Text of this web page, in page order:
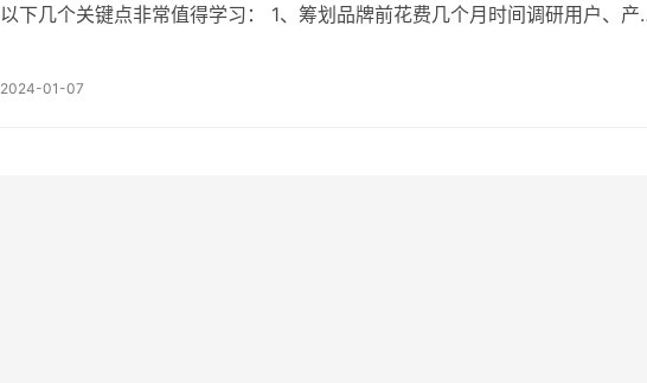
以下几个关键点非常值得学习： 1、筹划品牌前花费几个月时间调研用户、产
2024-01-07